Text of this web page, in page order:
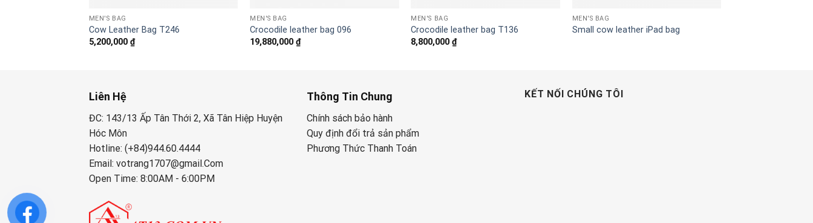
MEN'S BAG
Cow Leather Bag T246
5,200,000 ₫
MEN'S BAG
Crocodile leather bag 096
19,880,000₫
MEN'S BAG
Crocodile leather bag T136
8,800,000₫
MEN'S BAG
Small cow leather iPad bag
Liên Hệ
ĐC: 143/13 Ấp Tân Thới 2, Xã Tân Hiệp Huyện
Hóc Môn
Hotline: (+84)944.60.4444
Email: votrang1707@gmail.Com
Open Time: 8:00AM - 6:00PM
Thông Tin Chung
Chính sách bảo hành
Quy định đổi trả sản phẩm
Phương Thức Thanh Toán
KẾT NỐI CHÚNG TÔI